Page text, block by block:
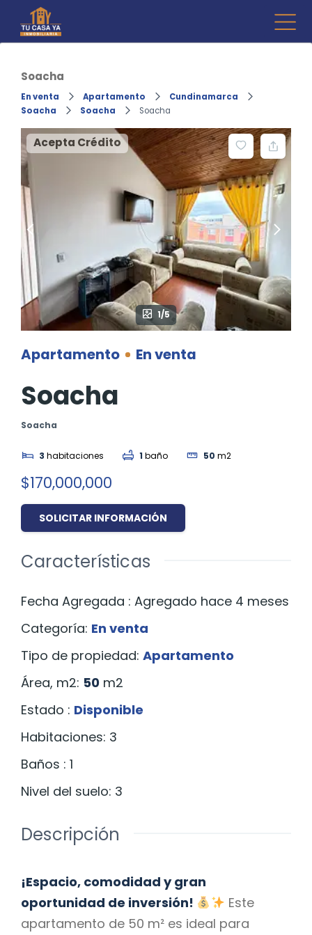
content
Soacha
En venta Apartamento
Cundinamarca
Soacha
Soacha Soacha
Acepta Crédito
1/5
Apartamento En venta
Soacha
Soacha
3 habitaciones 1 baño 50 m2
$170,000,000
SOLICITAR INFORMACIÓN
Características
Fecha Agregada : Agregado hace 4 meses
Categoría: En venta
Tipo de propiedad: Apartamento
Área, m2: 50 m2
Estado : Disponible
Habitaciones: 3
Baños : 1
Nivel del suelo: 3
Descripción
¡Espacio, comodidad y gran
oportunidad de inversión!
Este
apartamento de 50 m² es ideal para